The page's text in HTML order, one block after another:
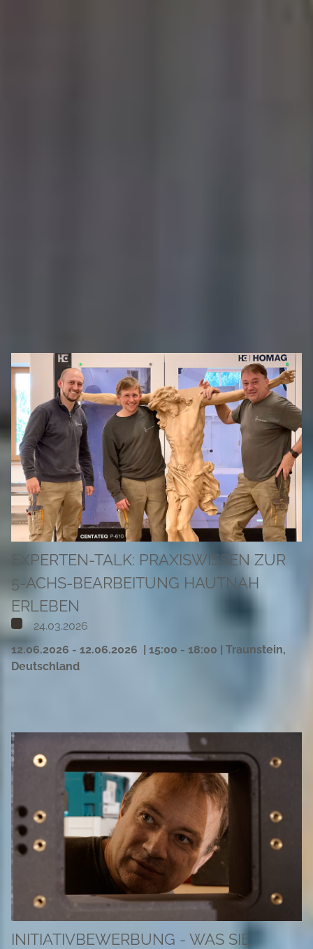
EXPERTEN-TALK: PRAXISWISSEN ZUR
5-ACHS-BEARBEITUNG HAUTNAH
ERLEBEN
24.03.2026
12.06.2026 - 12.06.2026 | 15:00 - 18:00 | Traunstein,
Deutschland
INITIATIVBEWERBUNG - WAS SIE